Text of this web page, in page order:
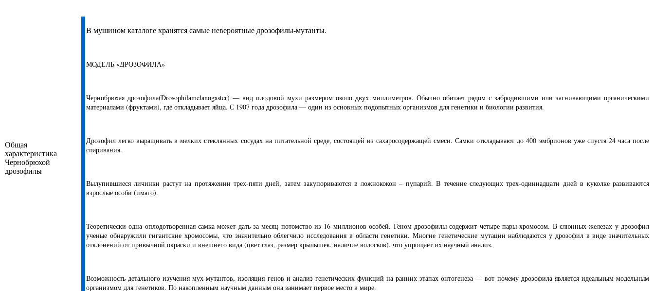
Общая
характеристика
Чернобрюхой
дрозофилы
В мушином каталоге хранятся самые невероятные дрозофилы-мутанты.
МОДЕЛЬ «ДРОЗОФИЛА»
Чернобрюхая дрозофила(Drosophilamelanogaster) — вид плодовой мухи размером около двух миллиметров. Обычно обитает рядом с забродившими или загнивающими органическими
материалами (фруктами), где откладывает яйца. С 1907 года дрозофила — один из основных подопытных организмов для генетики и биологии развития.
Дрозофил легко выращивать в мелких стеклянных сосудах на питательной среде, состоящей из сахаросодержащей смеси. Самки откладывают до 400 эмбрионов уже спустя 24 часа после
спаривания.
Вылупившиеся личинки растут на протяжении трех-пяти дней, затем закупориваются в ложнококон – пупарий. В течение следующих трех-одиннадцати дней в куколке развиваются
взрослые особи (имаго).
Теоретически одна оплодотворенная самка может дать за месяц потомство из 16 миллионов особей. Геном дрозофилы содержит четыре пары хромосом. В слюнных железах у дрозофил
ученые обнаружили гигантские хромосомы, что значительно облегчило исследования в области генетики. Многие генетические мутации наблюдаются у дрозофил в виде значительных
отклонений от привычной окраски и внешнего вида (цвет глаз, размер крылышек, наличие волосков), что упрощает их научный анализ.
Возможность детального изучения мух-мутантов, изоляция генов и анализ генетических функций на ранних этапах онтогенеза — вот почему дрозофила является идеальным модельным
организмом для генетиков. По накопленным научным данным она занимает первое место в мире.